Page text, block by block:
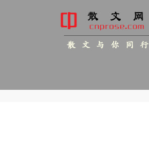
散 文 与 你 同 行